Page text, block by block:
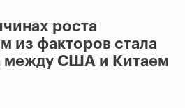
роста
из факторов стала
между США и Китаем